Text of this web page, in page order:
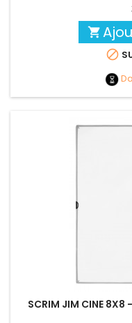


SCRIM JIM CINE 8X8